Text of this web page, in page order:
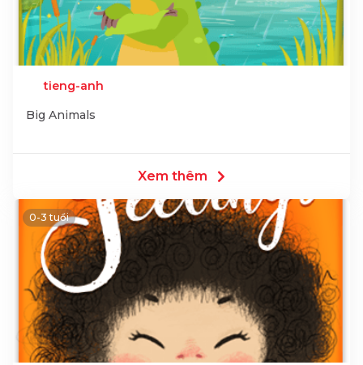
tieng-anh
Big Animals
Xem thêm
0-3 tuổi